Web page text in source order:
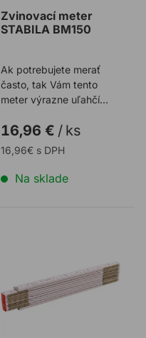
Zvinovací meter
STABILA BM150
Ak potrebujete merať
často, tak Vám tento
meter výrazne uľahčí
ľahko odčíta ...
16,96 € / ks
16,96€ s DPH
Na sklade